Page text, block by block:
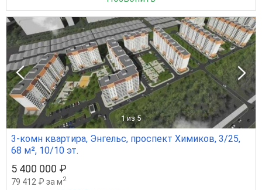
1 из 5
3-комн квартира, Энгельс, проспект Химиков, 3/25,
68 м², 10/10 эт.
5 400 000 ₽
79 412 ₽ за м2